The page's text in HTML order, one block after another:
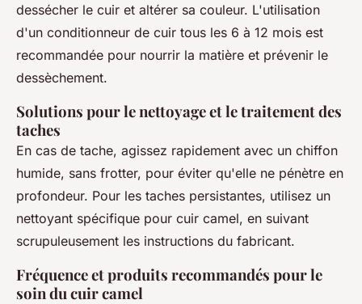
dessécher le cuir et altérer sa couleur. L'utilisation
d'un conditionneur de cuir tous les 6 à 12 mois est
recommandée pour nourrir la matière et prévenir le
dessèchement.
Solutions pour le nettoyage et le traitement des
taches
En cas de tache, agissez rapidement avec un chiffon
humide, sans frotter, pour éviter qu'elle ne pénètre en
profondeur. Pour les taches persistantes, utilisez un
nettoyant spécifique pour cuir camel, en suivant
scrupuleusement les instructions du fabricant.
Fréquence et produits recommandés pour le
soin du cuir camel